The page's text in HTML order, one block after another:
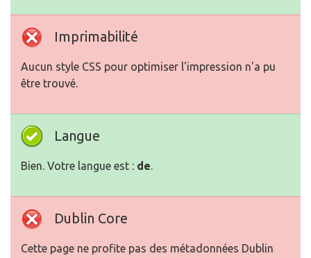
Imprimabilité
Aucun style CSS pour optimiser l'impression n'a pu
être trouvé.
Langue
Bien. Votre langue est : de.
Dublin Core
Cette page ne profite pas des métadonnées Dublin